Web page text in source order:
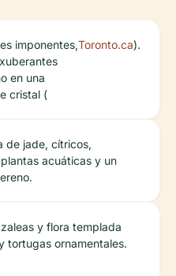
imponentes,
en una
cristal (
Toronto.ca).
de jade, cítricos,
acuáticas y un
y flora templada
tortugas ornamentales.